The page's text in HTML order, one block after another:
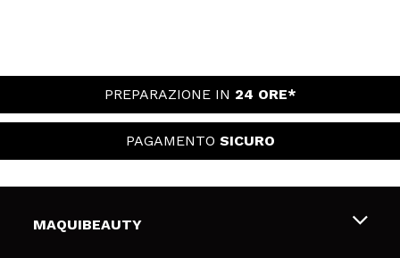
PREPARAZIONE IN 24 ORE*
PAGAMENTO SICURO
MAQUIBEAUTY